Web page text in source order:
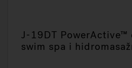
J-19DT PowerActive™
swim spa i